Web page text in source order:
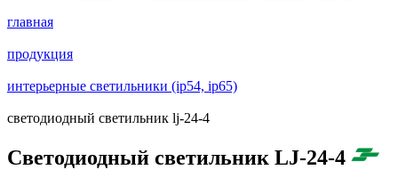
главная
продукция
интерьерные светильники (ip54, ip65)
светодиодный светильник lj-24-4
Светодиодный светильник LJ-24-4